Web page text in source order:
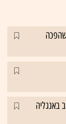
באנגליה